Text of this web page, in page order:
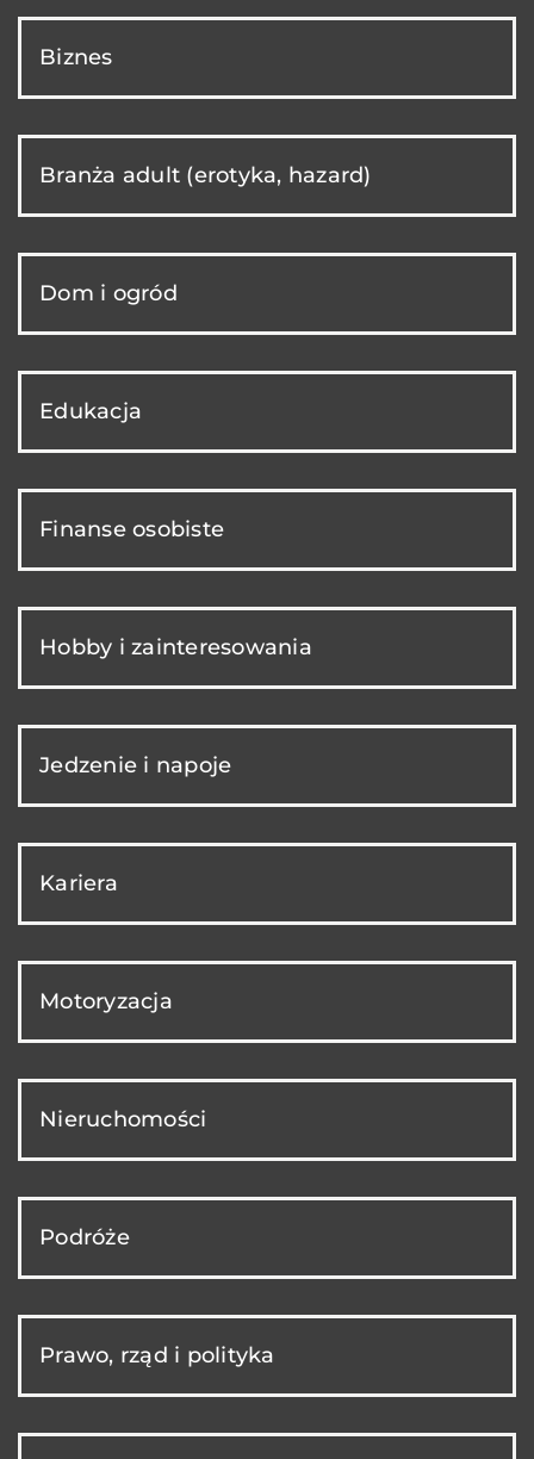
Biznes
Branża adult (erotyka, hazard)
Dom i ogród
Edukacja
Finanse osobiste
Hobby i zainteresowania
Jedzenie i napoje
Kariera
Motoryzacja
Nieruchomości
Podróże
Prawo, rząd i polityka